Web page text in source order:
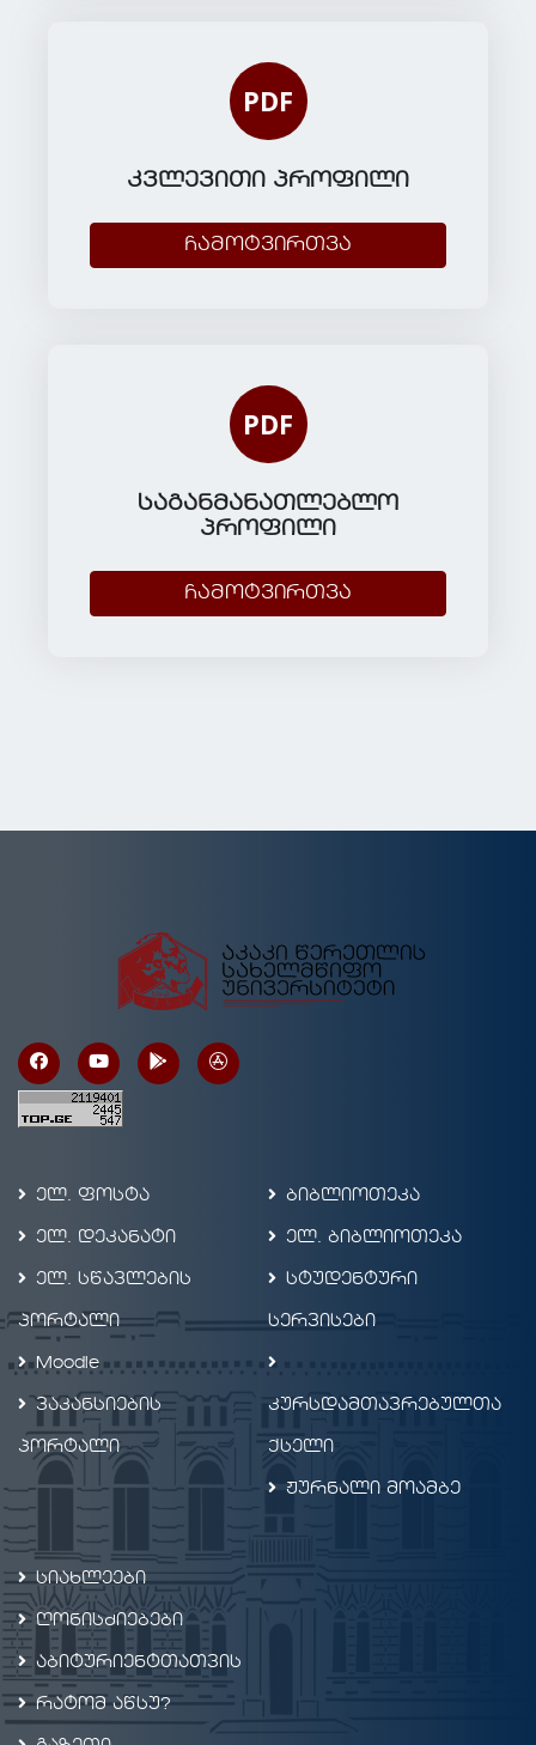
PDF
კვლევითი პროფილი
ჩამოტვირთვა
PDF
საგანმანათლებლო
პროფილი
ჩამოტვირთვა
ელ. ფოსტა
ელ. დეკანატი
ელ. სწავლების
პორტალი
Moodle
ვაკანსიების
პორტალი
ბიბლიოთეკა
ელ. ბიბლიოთეკა
სტუდენტური
სერვისები
კურსდამთავრებულთა
ქსელი
ჟურნალი მოამბე
სიახლეები
ღონისძიებები
აბიტურიენტთათვის
რატომ აწსუ?